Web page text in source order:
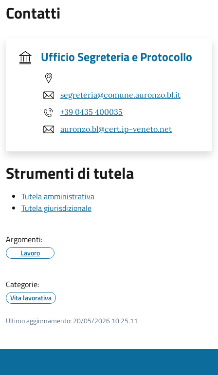
Contatti
Ufficio Segreteria e Protocollo
segreteria@comune.auronzo.bl.it
+39 0435 400035
auronzo.bl@cert.ip-veneto.net
Strumenti di tutela
Tutela amministrativa
Tutela giurisdizionale
Argomenti:
Lavoro
Categorie:
Vita lavorativa
Ultimo aggiornamento: 20/05/2026 10:25.11